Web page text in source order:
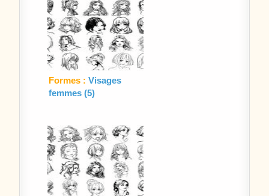
Formes : Visages
femmes (5)